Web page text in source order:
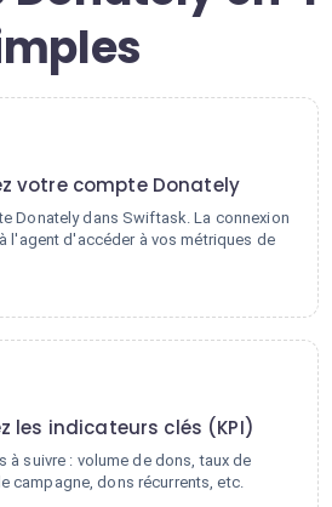
votre compte Donately
Donately dans Swiftask. La connexion
l'agent d'accéder à vos métriques de
les indicateurs clés (KPI)
à suivre : volume de dons, taux de
campagne, dons récurrents, etc.